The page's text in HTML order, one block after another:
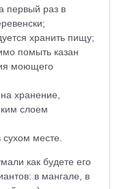
первый раз в
хранить пищу;
помыть казан
моющего
хранение,
слоем
сухом месте.
как будете его
в мангале, в